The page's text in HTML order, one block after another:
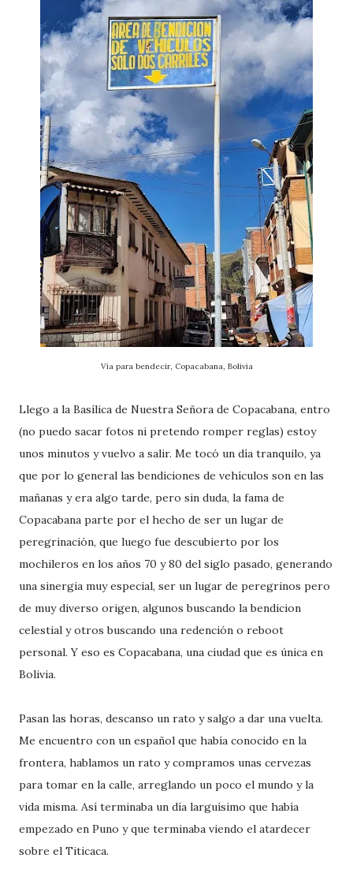
Vía para bendecir, Copacabana, Bolivia
Llego a la Basílica de Nuestra Señora de Copacabana, entro
(no puedo sacar fotos ni pretendo romper reglas) estoy
unos minutos y vuelvo a salir. Me tocó un día tranquilo, ya
que por lo general las bendiciones de vehículos son en las
mañanas y era algo tarde, pero sin duda, la fama de
Copacabana parte por el hecho de ser un lugar de
peregrinación, que luego fue descubierto por los
mochileros en los años 70 y 80 del siglo pasado, generando
una sinergia muy especial, ser un lugar de peregrinos pero
de muy diverso origen, algunos buscando la bendicion
celestial y otros buscando una redención o reboot
personal. Y eso es Copacabana, una ciudad que es única en
Bolivia.
Pasan las horas, descanso un rato y salgo a dar una vuelta.
Me encuentro con un español que había conocido en la
frontera, hablamos un rato y compramos unas cervezas
para tomar en la calle, arreglando un poco el mundo y la
vida misma. Así terminaba un día larguísimo que había
empezado en Puno y que terminaba viendo el atardecer
sobre el Titicaca.